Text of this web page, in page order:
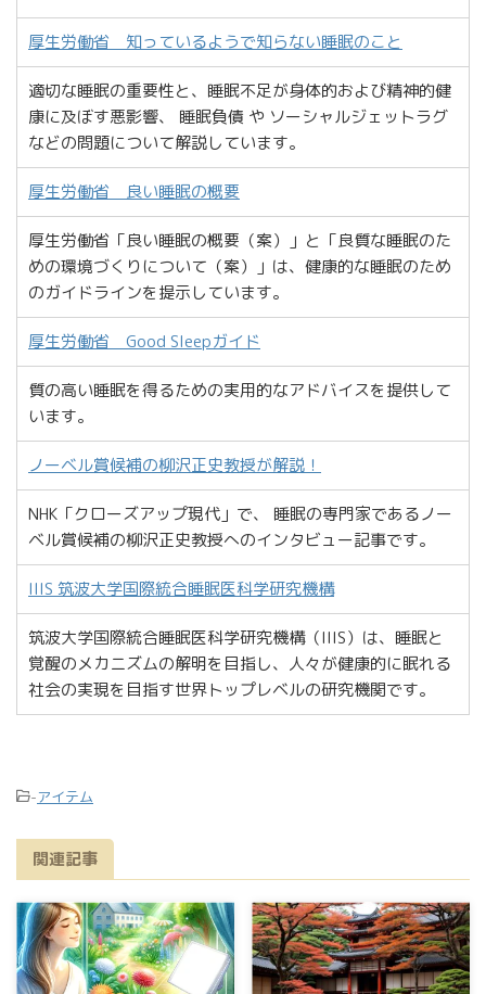
厚生労働省 知っているようで知らない睡眠のこと
適切な睡眠の重要性と、睡眠不足が身体的および精神的健
康に及ぼす悪影響、 睡眠負債 や ソーシャルジェットラグ
などの問題について解説しています。
厚生労働省 良い睡眠の概要
厚生労働省「良い睡眠の概要（案）」と「良質な睡眠のた
めの環境づくりについて（案）」は、健康的な睡眠のため
のガイドラインを提示しています。
厚生労働省 Good Sleepガイド
質の高い睡眠を得るための実用的なアドバイスを提供して
います。
ノーベル賞候補の柳沢正史教授が解説！
NHK「クローズアップ現代」で、 睡眠の専門家であるノー
ベル賞候補の柳沢正史教授へのインタビュー記事です。
IIIS 筑波大学国際統合睡眠医科学研究機構
筑波大学国際統合睡眠医科学研究機構（IIIS）は、睡眠と
覚醒のメカニズムの解明を目指し、人々が健康的に眠れる
社会の実現を目指す世界トップレベルの研究機関です。
-アイテム
関連記事